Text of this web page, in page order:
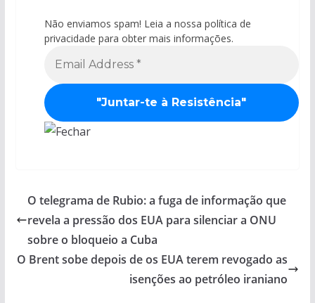
Não enviamos spam! Leia a nossa política de
privacidade para obter mais informações.
O telegrama de Rubio: a fuga de informação que
revela a pressão dos EUA para silenciar a ONU
sobre o bloqueio a Cuba
O Brent sobe depois de os EUA terem revogado as
isenções ao petróleo iraniano